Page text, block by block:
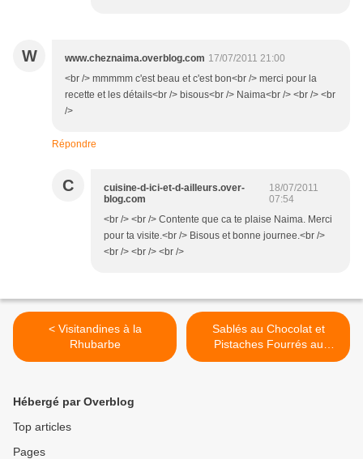
W www.cheznaima.overblog.com 17/07/2011 21:00
<br /> mmmmm c'est beau et c'est bon<br /> merci pour la
recette et les détails<br /> bisous<br /> Naima<br /> <br /> <br
/>
Répondre
C
cuisine-d-ici-et-d-ailleurs.over-
blog.com
18/07/2011
07:54
<br /> <br /> Contente que ca te plaise Naima. Merci
pour ta visite.<br /> Bisous et bonne journee.<br />
<br /> <br /> <br />
< Visitandines à la
Rhubarbe
Sablés au Chocolat et
Pistaches Fourrés au
Chocolat Blanc >
Hébergé par Overblog
Top articles
Pages